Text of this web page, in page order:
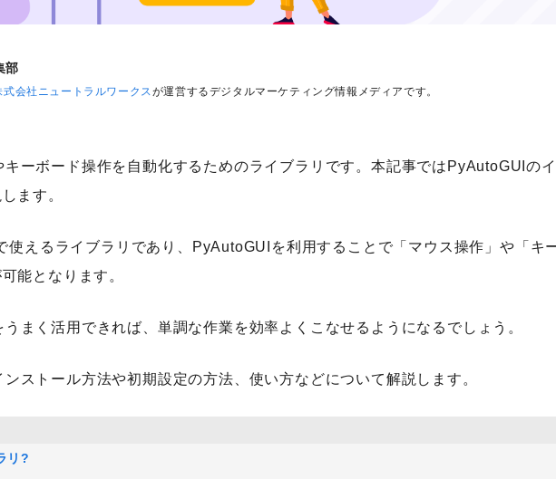
部
式会社ニュートラルワークス が運営するデジタルマーケティング情報メディアです。
ーボード操作を自動化するためのライブラリです。本記事ではPyAutoGUIの
ます。
えるライブラリであり、PyAutoGUIを利用することで「マウス操作」や「キ
能となります。
まく活用できれば、単調な作業を効率よくこなせるようになるでしょう。
ストール方法や初期設定の方法、使い方などについて解説します。
リ?